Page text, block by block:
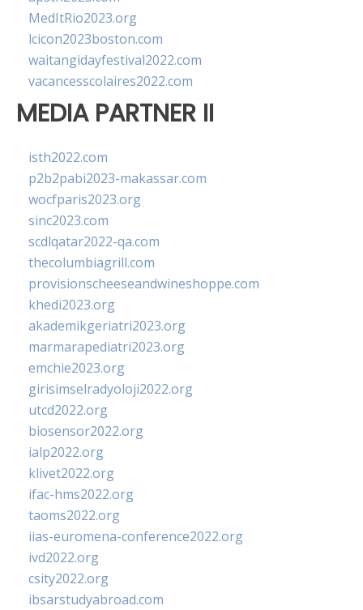
MedItRio2023.org
lcicon2023boston.com
waitangidayfestival2022.com
vacancesscolaires2022.com
MEDIA PARTNER II
isth2022.com
p2b2pabi2023-makassar.com
wocfparis2023.org
sinc2023.com
scdlqatar2022-qa.com
thecolumbiagrill.com
provisionscheeseandwineshoppe.com
khedi2023.org
akademikgeriatri2023.org
marmarapediatri2023.org
emchie2023.org
girisimselradyoloji2022.org
utcd2022.org
biosensor2022.org
ialp2022.org
klivet2022.org
ifac-hms2022.org
taoms2022.org
iias-euromena-conference2022.org
ivd2022.org
csity2022.org
ibsarstudyabroad.com